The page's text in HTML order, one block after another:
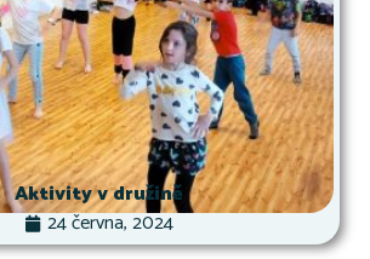
Aktivity v družině
24 června, 2024